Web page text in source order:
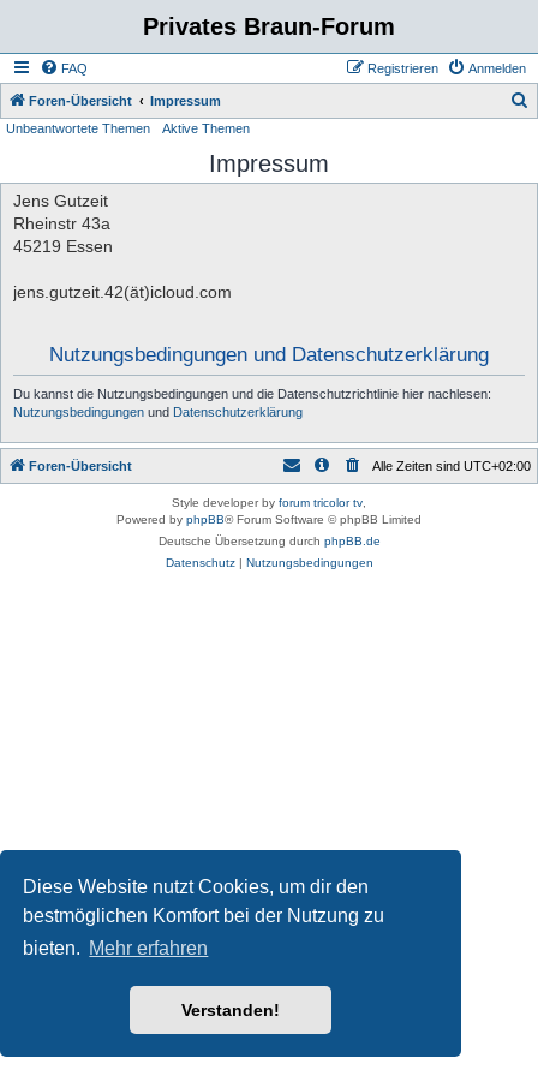
Diese Website nutzt Cookies, um dir den
bestmöglichen Komfort bei der Nutzung zu
bieten. Mehr erfahren
Verstanden!
Privates Braun-Forum
FAQ Anmelden
Registrieren
Foren-Übersicht Impressum
h
Unbeantwortete Themen Aktive Themen
Impressum
Jens Gutzeit
Rheinstr 43a
45219 Essen
jens.gutzeit.42(ät)icloud.com
Nutzungsbedingungen und Datenschutzerklärung
Du kannst die Nutzungsbedingungen und die Datenschutzrichtlinie hier nachlesen:
Nutzungsbedingungen und Datenschutzerklärung
Foren-Übersicht Alle Zeiten sind UTC+02:00
Style developer by forum tricolor tv
Powered by phpBB® Forum Software © phpBB Limited
Deutsche Übersetzung durch phpBB.de
Datenschutz| Nutzungsbedingungen